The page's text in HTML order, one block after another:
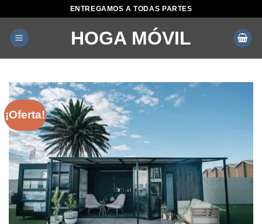
contenido
ENTREGAMOS A TODAS PARTES
HOGA MÓVIL
¡Oferta!